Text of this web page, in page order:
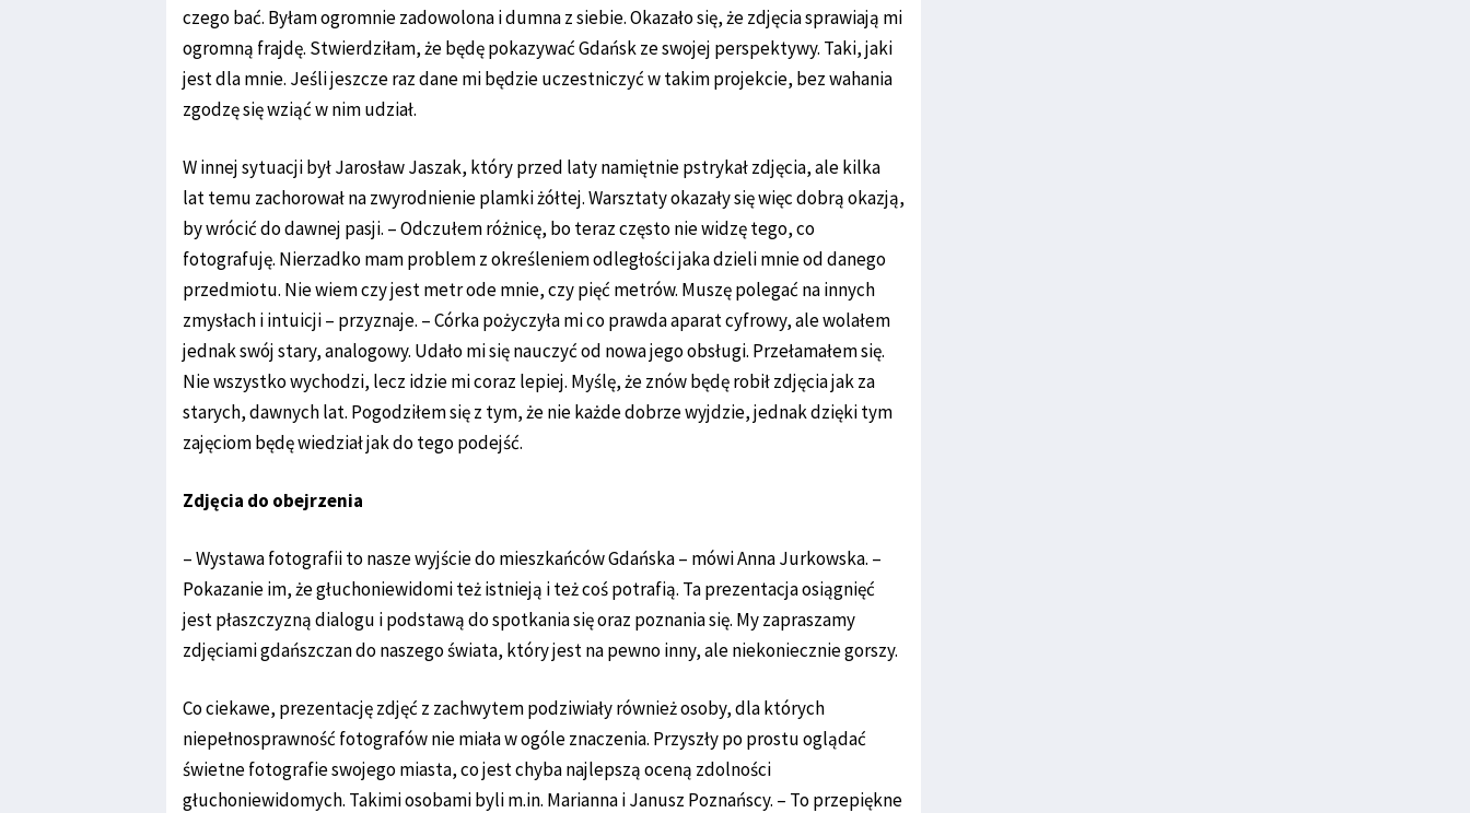
czego bać. Byłam ogromnie zadowolona i dumna z siebie. Okazało się, że zdjęcia sprawiają mi
ogromną frajdę. Stwierdziłam, że będę pokazywać Gdańsk ze swojej perspektywy. Taki, jaki
jest dla mnie. Jeśli jeszcze raz dane mi będzie uczestniczyć w takim projekcie, bez wahania
zgodzę się wziąć w nim udział.
W innej sytuacji był Jarosław Jaszak, który przed laty namiętnie pstrykał zdjęcia, ale kilka
lat temu zachorował na zwyrodnienie plamki żółtej. Warsztaty okazały się więc dobrą okazją,
by wrócić do dawnej pasji. – Odczułem różnicę, bo teraz często nie widzę tego, co
fotografuję. Nierzadko mam problem z określeniem odległości jaka dzieli mnie od danego
przedmiotu. Nie wiem czy jest metr ode mnie, czy pięć metrów. Muszę polegać na innych
zmysłach i intuicji – przyznaje. – Córka pożyczyła mi co prawda aparat cyfrowy, ale wolałem
jednak swój stary, analogowy. Udało mi się nauczyć od nowa jego obsługi. Przełamałem się.
Nie wszystko wychodzi, lecz idzie mi coraz lepiej. Myślę, że znów będę robił zdjęcia jak za
starych, dawnych lat. Pogodziłem się z tym, że nie każde dobrze wyjdzie, jednak dzięki tym
zajęciom będę wiedział jak do tego podejść.
Zdjęcia do obejrzenia
– Wystawa fotografii to nasze wyjście do mieszkańców Gdańska – mówi Anna Jurkowska. –
Pokazanie im, że głuchoniewidomi też istnieją i też coś potrafią. Ta prezentacja osiągnięć
jest płaszczyzną dialogu i podstawą do spotkania się oraz poznania się. My zapraszamy
zdjęciami gdańszczan do naszego świata, który jest na pewno inny, ale niekoniecznie gorszy.
Co ciekawe, prezentację zdjęć z zachwytem podziwiały również osoby, dla których
niepełnosprawność fotografów nie miała w ogóle znaczenia. Przyszły po prostu oglądać
świetne fotografie swojego miasta, co jest chyba najlepszą oceną zdolności
głuchoniewidomych. Takimi osobami byli m.in. Marianna i Janusz Poznańscy. – To przepiękne